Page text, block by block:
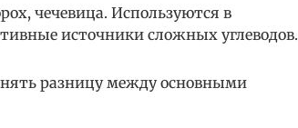
чечевица. Используются в
источники сложных углеводов.
разницу между основными